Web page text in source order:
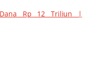
Dana Rp 12 Triliun |